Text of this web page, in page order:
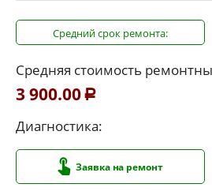
Средний срок ремонта:
Средняя стоимость
3 900.00 Р
Диагностика:
Заявка на ремонт